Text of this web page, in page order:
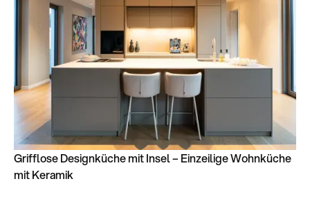
Grifflose Designküche mit Insel – Einzeilige Wohnküche
mit Keramik